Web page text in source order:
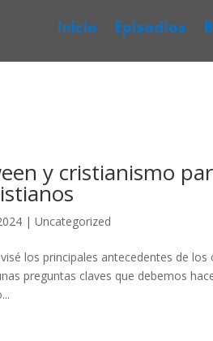
Inicio Episodios
y cristianismo
|Uncategorized
los principales antecedentes de
preguntas claves que debemos